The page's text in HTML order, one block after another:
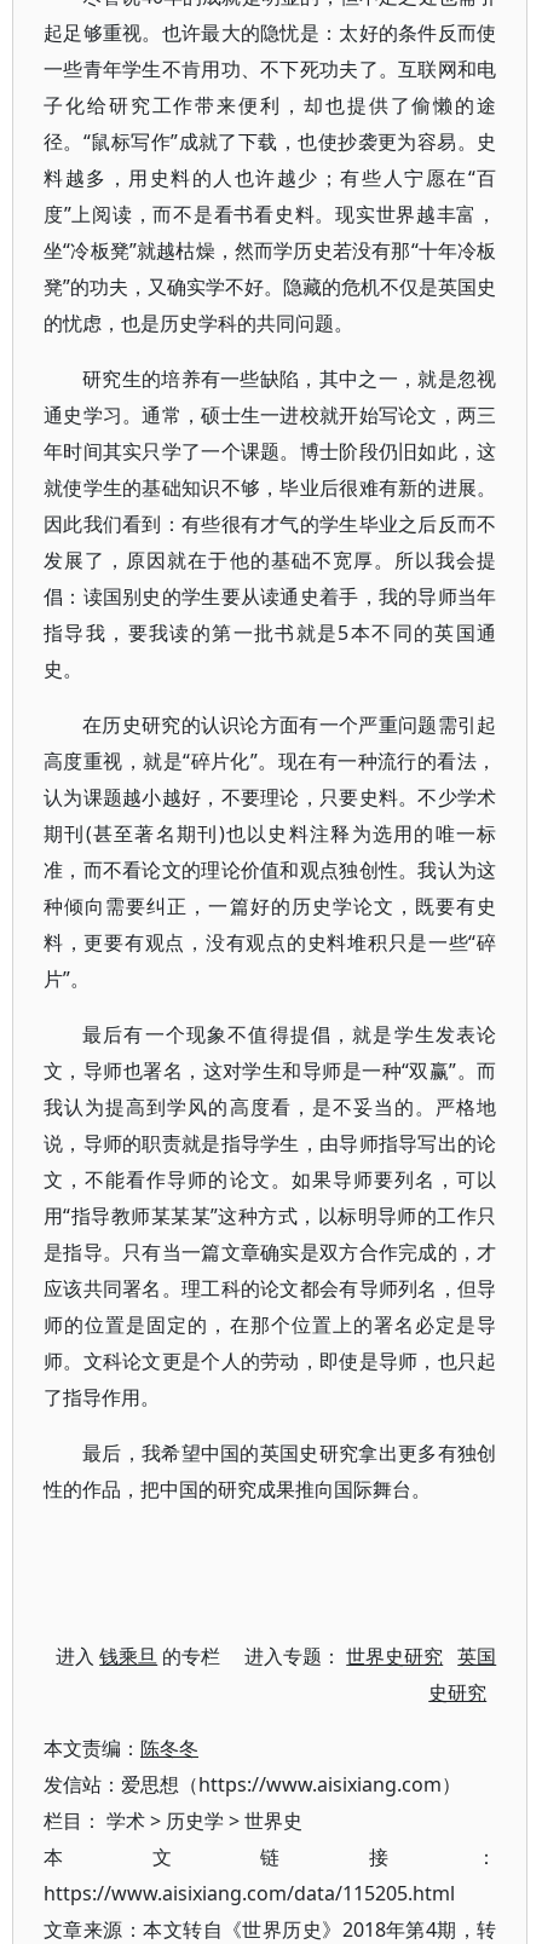
起足够重视。也许最大的隐忧是：太好的条件反而使
一些青年学生不肯用功、不下死功夫了。互联网和电
子化给研究工作带来便利，却也提供了偷懒的途
径。“鼠标写作”成就了下载，也使抄袭更为容易。史
料越多，用史料的人也许越少；有些人宁愿在“百
度”上阅读，而不是看书看史料。现实世界越丰富，
坐“冷板凳”就越枯燥，然而学历史若没有那“十年冷板
凳”的功夫，又确实学不好。隐藏的危机不仅是英国史
的忧虑，也是历史学科的共同问题。
研究生的培养有一些缺陷，其中之一，就是忽视
通史学习。通常，硕士生一进校就开始写论文，两三
年时间其实只学了一个课题。博士阶段仍旧如此，这
就使学生的基础知识不够，毕业后很难有新的进展。
因此我们看到：有些很有才气的学生毕业之后反而不
发展了，原因就在于他的基础不宽厚。所以我会提
倡：读国别史的学生要从读通史着手，我的导师当年
指导我，要我读的第一批书就是5本不同的英国通
史。
在历史研究的认识论方面有一个严重问题需引起
高度重视，就是“碎片化”。现在有一种流行的看法，
认为课题越小越好，不要理论，只要史料。不少学术
期刊(甚至著名期刊)也以史料注释为选用的唯一标
准，而不看论文的理论价值和观点独创性。我认为这
种倾向需要纠正，一篇好的历史学论文，既要有史
料，更要有观点，没有观点的史料堆积只是一些“碎
片”。
最后有一个现象不值得提倡，就是学生发表论
文，导师也署名，这对学生和导师是一种“双赢”。而
我认为提高到学风的高度看，是不妥当的。严格地
说，导师的职责就是指导学生，由导师指导写出的论
文，不能看作导师的论文。如果导师要列名，可以
用“指导教师某某某”这种方式，以标明导师的工作只
是指导。只有当一篇文章确实是双方合作完成的，才
应该共同署名。理工科的论文都会有导师列名，但导
师的位置是固定的，在那个位置上的署名必定是导
师。文科论文更是个人的劳动，即使是导师，也只起
了指导作用。
最后，我希望中国的英国史研究拿出更多有独创
性的作品，把中国的研究成果推向国际舞台。
进入钱乘旦 的专栏 进入专题：世界史研究 英国
史研究
本文责编： 陈冬冬
发信站：爱思想（https://www.aisixiang.com）
栏目： 学术> 历史学 >世界史
本文链接：
https://www.aisixiang.com/data/115205.html
文章来源：本文转自《世界历史》2018年第4期，转